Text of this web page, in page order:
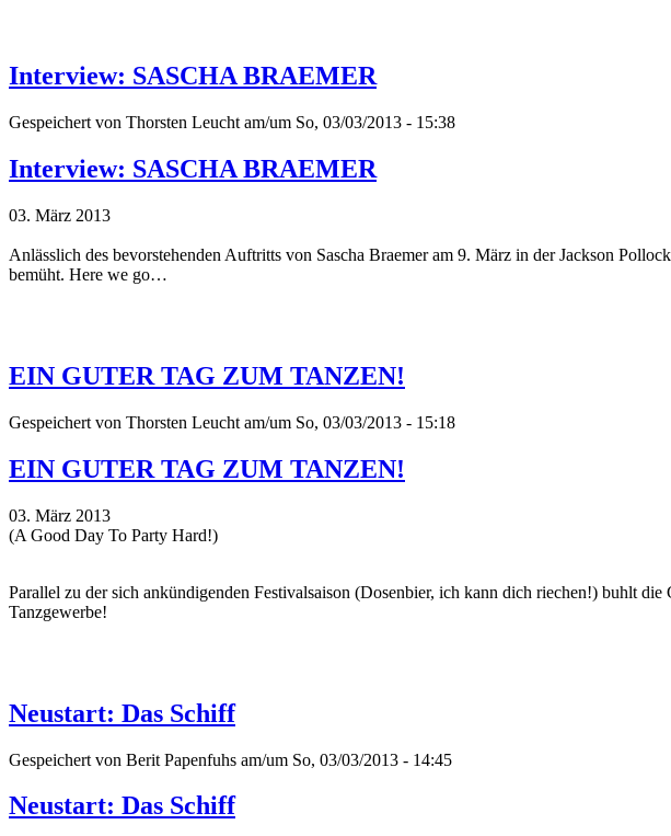
Interview: SASCHA BRAEMER
Gespeichert von Thorsten Leucht am/um So, 03/03/2013 - 15:38
Interview: SASCHA BRAEMER
03. März 2013
Anlässlich des bevorstehenden Auftritts von Sascha Braemer am 9. März in der Jackson
bemüht. Here we go…
EIN GUTER TAG ZUM TANZEN!
Gespeichert von Thorsten Leucht am/um So, 03/03/2013 - 15:18
EIN GUTER TAG ZUM TANZEN!
03. März 2013
(A Good Day To Party Hard!)
Parallel zu der sich ankündigenden Festivalsaison (Dosenbier, ich kann dich riechen!) buhlt
Tanzgewerbe!
Neustart: Das Schiff
Gespeichert von Berit Papenfuhs am/um So, 03/03/2013 - 14:45
Neustart: Das Schiff